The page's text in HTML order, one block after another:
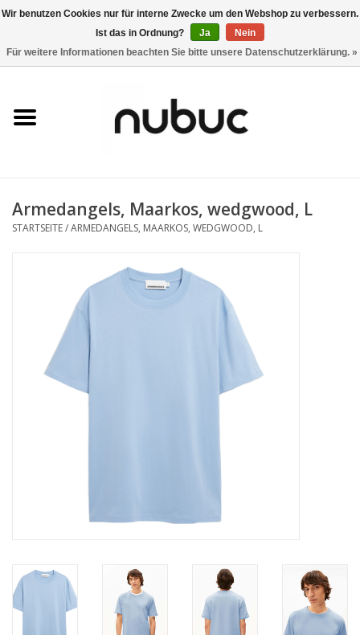
0 Artikel - CHF 0,00
Damen
Accessoires
Armedangels, Maarkos, wedgwood, L
STARTSEITE/ARMEDANGELS, MAARKOS, WEDGWOOD, L
Wir benutzen Cookies nur für interne Zwecke um den Webshop zu verbessern.
Ist das in Ordnung?
Ja
Nein
Für weitere Informationen beachten Sie bitte unsere Datenschutzerklärung. »